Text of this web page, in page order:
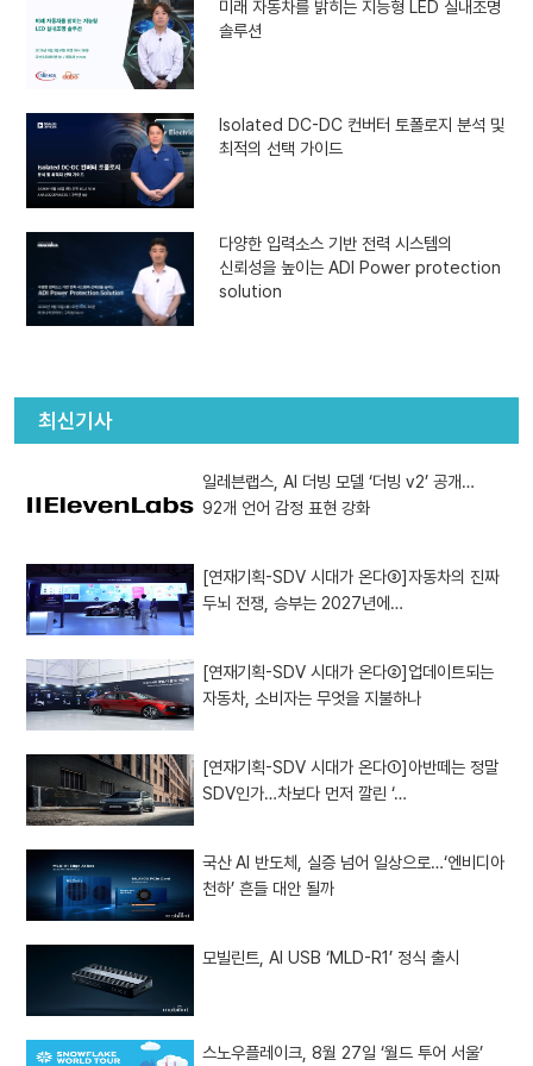
미래 자동차를 밝히는 지능형 LED 실내조명
솔루션
Isolated DC-DC 컨버터 토폴로지 분석 및
최적의 선택 가이드
다양한 입력소스 기반 전력 시스템의
신뢰성을 높이는 ADI Power protection
solution
최신기사
일레븐랩스, AI 더빙 모델 ‘더빙 v2’ 공개…
92개 언어 감정 표현 강화
[연재기획-SDV 시대가 온다③]자동차의 진짜
두뇌 전쟁, 승부는 2027년에…
[연재기획-SDV 시대가 온다②]업데이트되는
자동차, 소비자는 무엇을 지불하나
[연재기획-SDV 시대가 온다①]아반떼는 정말
SDV인가…차보다 먼저 깔린 ‘…
국산 AI 반도체, 실증 넘어 일상으로…‘엔비디아
천하’ 흔들 대안 될까
모빌린트, AI USB ‘MLD-R1’ 정식 출시
스노우플레이크, 8월 27일 ‘월드 투어 서울’